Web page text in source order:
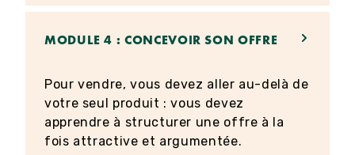
MODULE 4 : CONCEVOIR SON OFFRE
Pour vendre, vous devez aller au-delà de
votre seul produit : vous devez
apprendre à structurer une offre à la
fois attractive et argumentée.